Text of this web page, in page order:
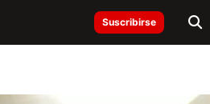
Suscribirse